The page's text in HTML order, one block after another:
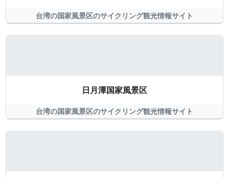
台湾の国家風景区のサイクリング観光情報サイト
日月潭国家風景区
台湾の国家風景区のサイクリング観光情報サイト